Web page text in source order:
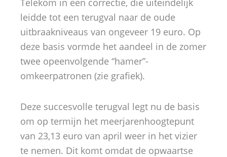
Telekom in een correctie, die uiteindelijk
leidde tot een terugval naar de oude
uitbraakniveaus van ongeveer 19 euro. Op
deze basis vormde het aandeel in de zomer
twee opeenvolgende “hamer”-
omkeerpatronen (zie grafiek).
Deze succesvolle terugval legt nu de basis
om op termijn het meerjarenhoogtepunt
van 23,13 euro van april weer in het vizier
te nemen. Dit komt omdat de opwaartse